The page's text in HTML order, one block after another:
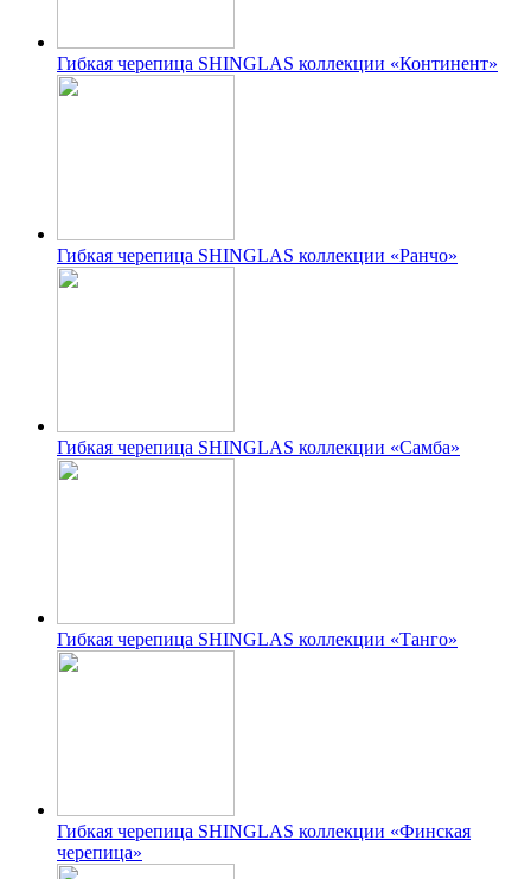
Гибкая черепица SHINGLAS коллекции «Континент»
Гибкая черепица SHINGLAS коллекции «Ранчо»
Гибкая черепица SHINGLAS коллекции «Самба»
Гибкая черепица SHINGLAS коллекции «Танго»
Гибкая черепица SHINGLAS коллекции «Финская
черепица»